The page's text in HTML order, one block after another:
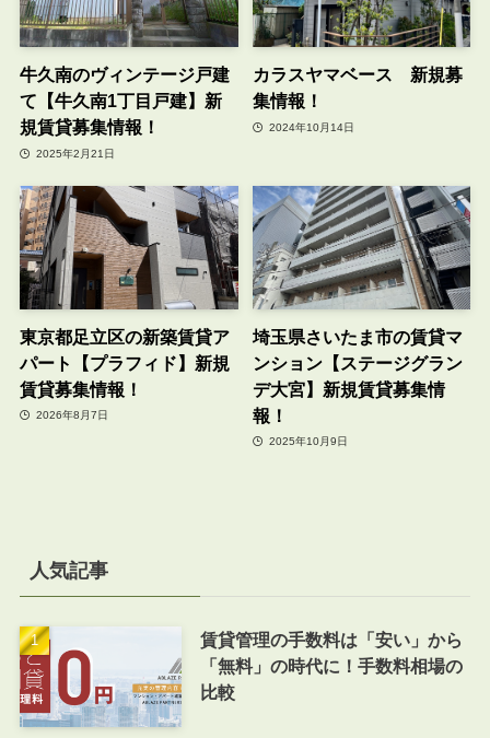
牛久南のヴィンテージ戸建
て【牛久南1丁目戸建】新
規賃貸募集情報！
2025年2月21日
カラスヤマベース 新規募
集情報！
2024年10月14日
東京都足立区の新築賃貸ア
パート【プラフィド】新規
賃貸募集情報！
2026年8月7日
埼玉県さいたま市の賃貸マ
ンション【ステージグラン
デ大宮】新規賃貸募集情
報！
2025年10月9日
人気記事
賃貸管理の手数料は「安い」から
「無料」の時代に！手数料相場の
比較